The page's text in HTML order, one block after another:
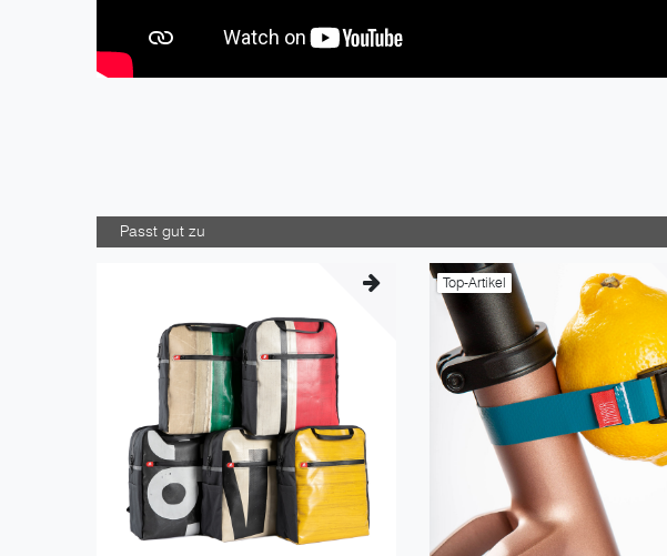
Passt gut zu
Top-Artikel